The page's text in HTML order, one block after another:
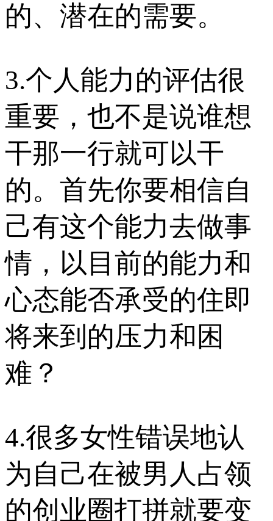
的、潜在的需要。
3.个人能力的评估很
重要，也不是说谁想
干那一行就可以干
的。首先你要相信自
己有这个能力去做事
情，以目前的能力和
心态能否承受的住即
将来到的压力和困
难？
4.很多女性错误地认
为自己在被男人占领
的创业圈打拼就要变